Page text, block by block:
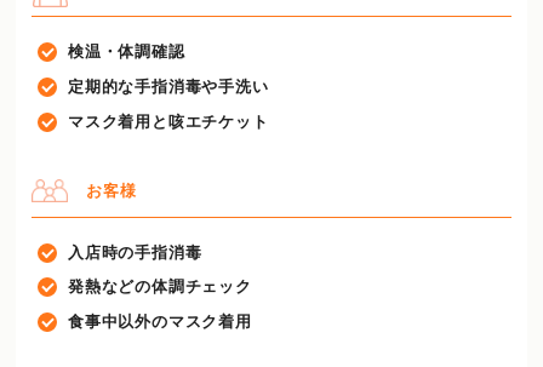
検温・体調確認
定期的な手指消毒や手洗い
マスク着用と咳エチケット
お客様
入店時の手指消毒
発熱などの体調チェック
食事中以外のマスク着用